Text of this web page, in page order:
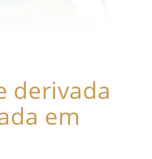
derivada
em